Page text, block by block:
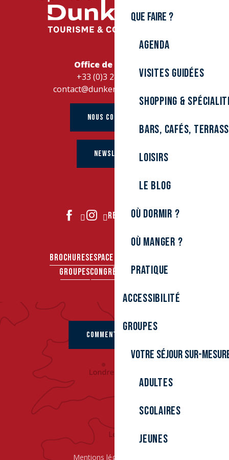
Que faire ?
Agenda
Visites guidées
Shopping &
Bars, cafés,
Loisirs
Le Blog
Où dormir ?
Où manger ?
Pratique
Accessibilité
Groupes
Votre séjour sur-
Adultes
Scolaires
Jeunes
Office de Tourisme
+33 (0)3 28 26 27 28
contact@dunkerque-tourisme.fr
NOUS CONTACTER
NEWSLETTER
REJOIGNEZ-NOUS
BROCHURESESPACE PRO
GROUPESCONGRÈS & SÉMINAIRES
Mentions légales
COMMENT VENIR ?